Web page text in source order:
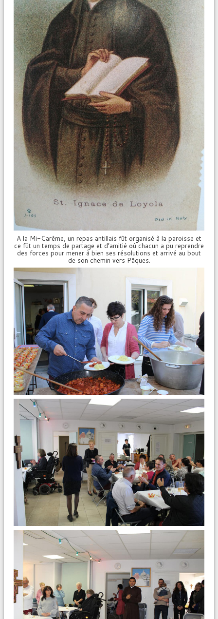
A la Mi-Carême, un repas antillais fût organisé à la paroisse et
ce fût un temps de partage et d’amitié où chacun a pu reprendre
des forces pour mener à bien ses résolutions et arrivé au bout
de son chemin vers Pâques.